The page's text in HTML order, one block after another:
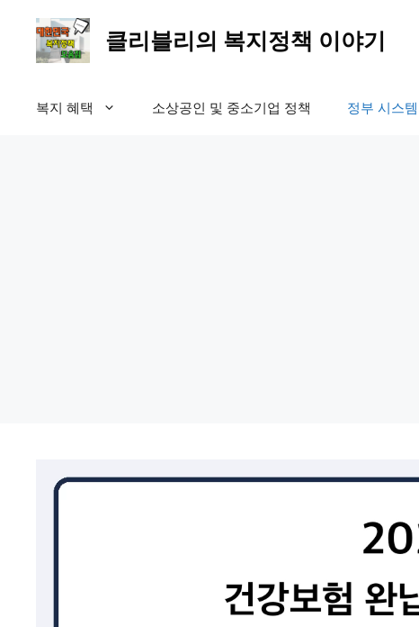
클리블리의 복지정책 이야기
복지 혜택 소상공인 및 중소기업 정책 정부 시스